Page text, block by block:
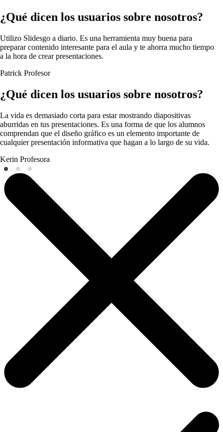
¿Qué dicen los usuarios sobre nosotros?
Utilizo Slidesgo a diario. Es una herramienta muy buena para
preparar contenido interesante para el aula y te ahorra mucho tiempo
a la hora de crear presentaciones.
Patrick Profesor
¿Qué dicen los usuarios sobre nosotros?
La vida es demasiado corta para estar mostrando diapositivas
aburridas en tus presentaciones. Es una forma de que los alumnos
comprendan que el diseño gráfico es un elemento importante de
cualquier presentación informativa que hagan a lo largo de su vida.
Kerin Profesora